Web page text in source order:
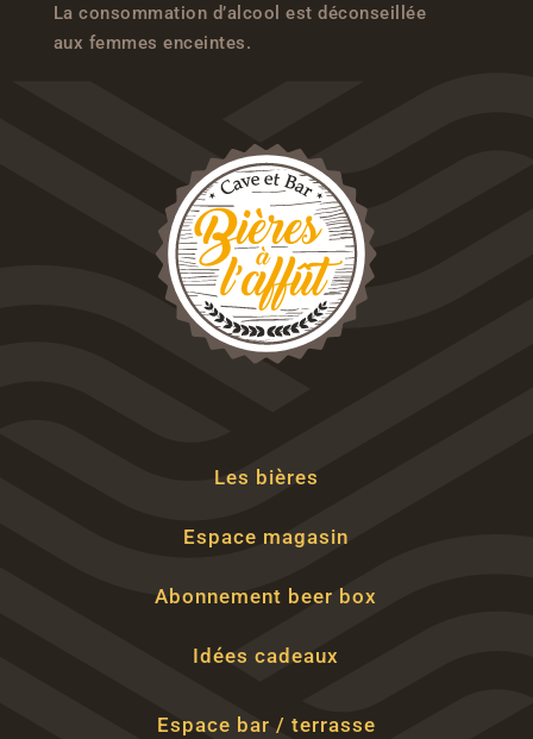
La consommation d’alcool est déconseillée
aux femmes enceintes.
Les bières
Espace magasin
Abonnement beer box
Idées cadeaux
Espace bar / terrasse